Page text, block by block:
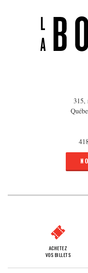
315,
ACHETEZ
VOS BILLETS